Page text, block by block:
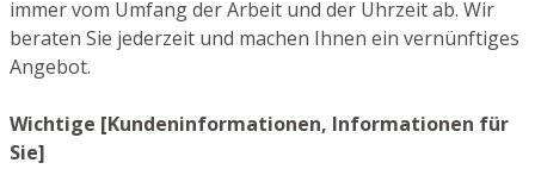
immer vom Umfang der Arbeit und der Uhrzeit ab. Wir
beraten Sie jederzeit und machen Ihnen ein vernünftiges
Angebot.
Wichtige [Kundeninformationen, Informationen für
Sie]